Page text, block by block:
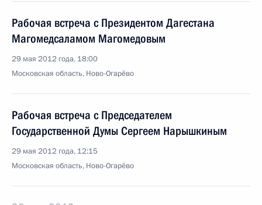
Рабочая встреча с Президентом Дагестана
Магомедсаламом Магомедовым
29 мая 2012 года, 18:00
Московская область, Ново-Огарёво
Рабочая встреча с Председателем
Государственной Думы Сергеем Нарышкиным
29 мая 2012 года, 12:15
Московская область, Ново-Огарёво